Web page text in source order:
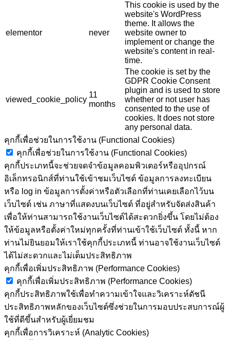
elementor never
This cookie is used by the
website's WordPress
theme. It allows the
website owner to
implement or change the
website's content in real-
time.
viewed_cookie_policy
11
months
The cookie is set by the
GDPR Cookie Consent
plugin and is used to store
whether or not user has
consented to the use of
cookies. It does not store
any personal data.
คุกกี้เพื่อช่วยในการใช้งาน (Functional Cookies)
คุกกี้เพื่อช่วยในการใช้งาน (Functional Cookies)
คุกกี้ประเภทนี้จะช่วยจดจำข้อมูลคอมพิวเตอร์หรืออุปกรณ์
อิเล็กทรอนิกส์ที่ท่านใช้เข้าชมเว็บไซต์ ข้อมูลการลงทะเบียน
หรือ log in ข้อมูลการตั้งค่าหรือตัวเลือกที่ท่านเคยเลือกไว้บน
เว็บไซต์ เช่น ภาษาที่แสดงบนเว็บไซต์ ที่อยู่สำหรับจัดส่งสินค้า
เพื่อให้ท่านสามารถใช้งานเว็บไซต์ได้สะดวกยิ่งขึ้น โดยไม่ต้อง
ให้ข้อมูลหรือตั้งค่าใหม่ทุกครั้งที่ท่านเข้าใช้เว็บไซต์ ทั้งนี้ หาก
ท่านไม่ยินยอมให้เราใช้คุกกี้ประเภทนี้ ท่านอาจใช้งานเว็บไซต์
ได้ไม่สะดวกและไม่เต็มประสิทธิภาพ
คุกกี้เพื่อเพิ่มประสิทธิภาพ (Performance Cookies)
คุกกี้เพื่อเพิ่มประสิทธิภาพ (Performance Cookies)
คุกกี้ประสิทธิภาพใช้เพื่อทำความเข้าใจและวิเคราะห์ดัชนี
ประสิทธิภาพหลักของเว็บไซต์ซึ่งช่วยในการมอบประสบการณ์ผู้
ใช้ที่ดีขึ้นสำหรับผู้เยี่ยมชม
คุกกี้เพื่อการวิเคราะห์ (Analytic Cookies)